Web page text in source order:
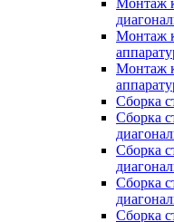
Монтаж
Монтаж
Монтаж
Сборка
Сборка
Сборка
Сборка
Сборка